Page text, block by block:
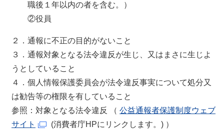
職後１年以内の者を含む。）
②役員
２．通報に不正の目的がないこと
３．通報対象となる法令違反が生じ、又はまさに生じよ
うとしていること
４．個人情報保護委員会が法令違反事実について処分又
は勧告等の権限を有していること
参照：対象となる法令違反
（ 公益通報者保護制度ウェブ
サイト
(消費者庁HPにリンクします。) ）